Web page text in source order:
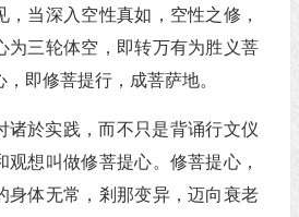
，当深入空性真如，空性之修，
为三轮体空，即转万有为胜义菩
即修菩提行，成菩萨地。
诸於实践，而不只是背诵行文仪
观想叫做修菩提心。修菩提心，
身体无常，剎那变异，迈向衰老